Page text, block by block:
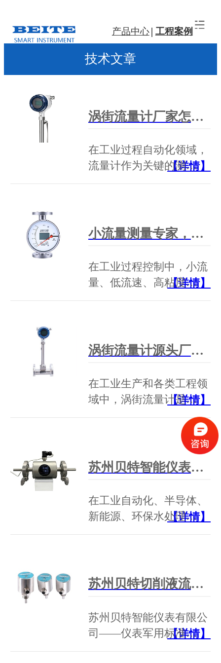
产品中心 工程案例
技术文章
涡街流量计厂家怎么选？ISO 9001认证是底线，苏州贝特用全流程品控作答
在工业过程自动化领域，
流量计作为关键的测…
【详情】
小流量测量专家，硬核品质之选：苏州贝特BTLZ系列金属管转子流量计
在工业过程控制中，小流
量、低流速、高粘度…
【详情】
涡街流量计源头厂家：苏州贝特，德国技术传承，军工标准起草单位
在工业生产和各类工程领
域中，涡街流量计是…
【详情】
苏州贝特智能仪表LD-S系列紧凑型电磁流量计领跑市场——军工品质，行业首选
在工业自动化、半导体、
新能源、环保水处理…
【详情】
苏州贝特切削液流量开关：GJB军工标准如何定义断流保护的“天花板”
苏州贝特智能仪表有限公
司——仪表军用标准…
【详情】